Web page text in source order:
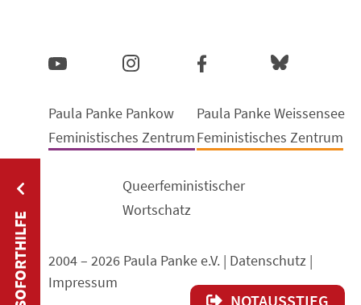
NOTAUSSTIEG
2004 – 2026 Paula Panke e.V. | Datenschutz |
Impressum
Paula Panke Pankow
Feministisches Zentrum
Paula Panke Weissensee
Feministisches Zentrum
Queerfeministischer
Wortschatz
SOFORTHILFE